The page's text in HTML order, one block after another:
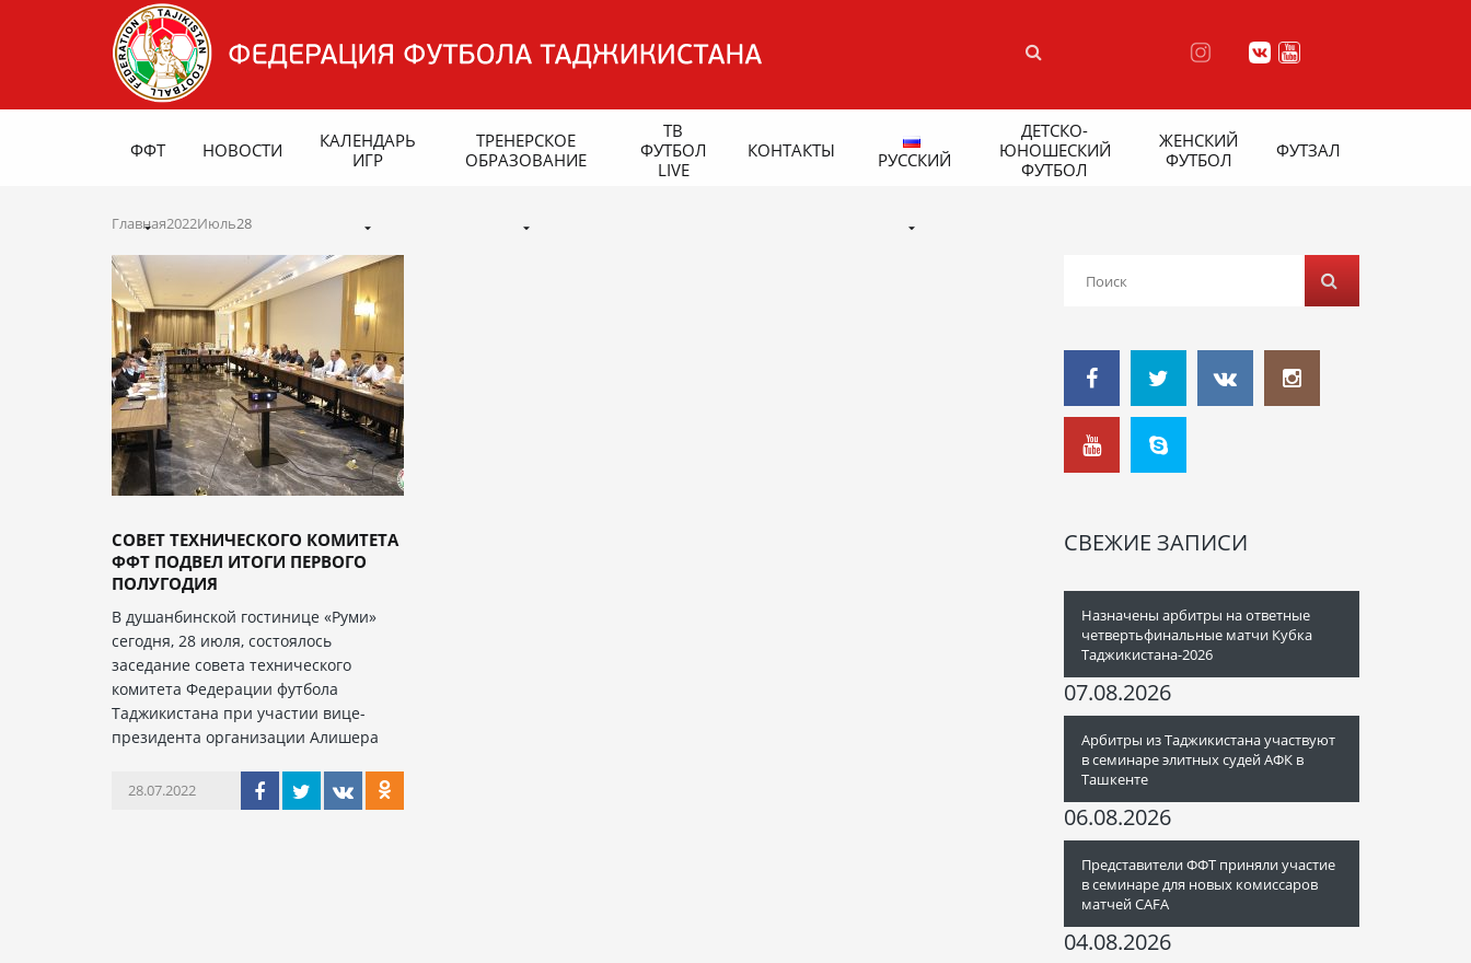
ФФТ НОВОСТИ
КАЛЕНДАРЬ
ИГР
ТРЕНЕРСКОЕ
ОБРАЗОВАНИЕ
ТВ
ФУТБОЛ
LIVE
КОНТАКТЫ РУССКИЙ
ДЕТСКО-
ЮНОШЕСКИЙ
ФУТБОЛ
ЖЕНСКИЙ
ФУТБОЛ
ФУТЗАЛ
Главная2022Июль28
СОВЕТ ТЕХНИЧЕСКОГО КОМИТЕТА
ФФТ ПОДВЕЛ ИТОГИ ПЕРВОГО
ПОЛУГОДИЯ
В душанбинской гостинице «Руми»
сегодня, 28 июля, состоялось
заседание совета технического
комитета Федерации футбола
Таджикистана при участии вице-
президента организации Алишера
28.07.2022
СВЕЖИЕ ЗАПИСИ
Назначены арбитры на ответные
четвертьфинальные матчи Кубка
Таджикистана-2026
07.08.2026
Арбитры из Таджикистана участвуют
в семинаре элитных судей АФК в
Ташкенте
06.08.2026
Представители ФФТ приняли участие
в семинаре для новых комиссаров
матчей CAFA
04.08.2026